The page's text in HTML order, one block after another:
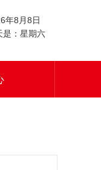
年8月8日
是：星期六